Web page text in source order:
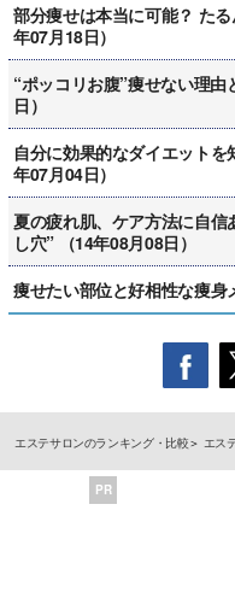
部分痩せは本当に可能？ た
年07月18日）
“ポッコリお腹”痩せない理
日）
自分に効果的なダイエット
年07月04日）
夏の疲れ肌、ケア方法に自
し穴” （14年08月08日）
痩せたい部位と好相性な痩
エステサロンのランキング・比較 エス
PR